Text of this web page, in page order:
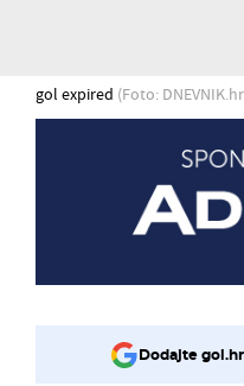
gol expired (Foto:
Dodajte